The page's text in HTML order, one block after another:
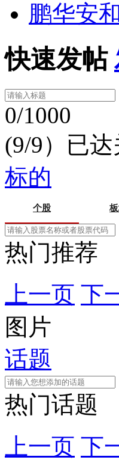
鹏华安
快速发帖
0/1000
(9/9）已
标的
个股
热门推荐
上一页 下
图片
话题
热门话题
上一页 下